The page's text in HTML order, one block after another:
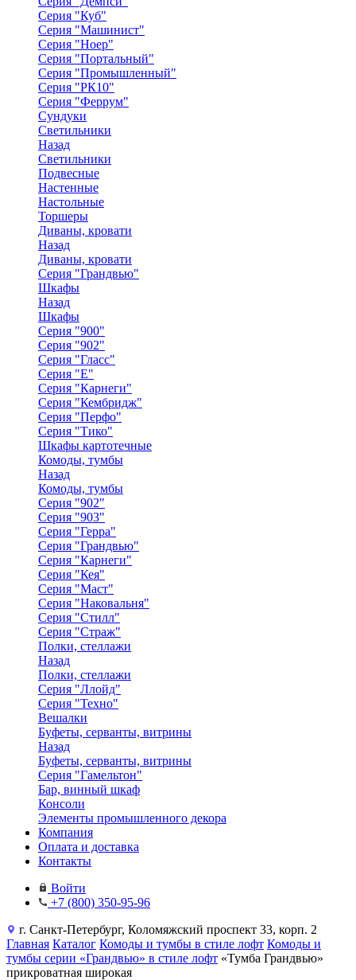
Серия "Куб"
Серия "Машинист"
Серия "Ноер"
Серия "Портальный"
Серия "Промышленный"
Серия "РК10"
Серия "Феррум"
Сундуки
Светильники
Назад
Светильники
Подвесные
Настенные
Настольные
Торшеры
Диваны, кровати
Назад
Диваны, кровати
Серия "Грандвью"
Шкафы
Назад
Шкафы
Серия "900"
Серия "902"
Серия "Гласс"
Серия "Е"
Серия "Карнеги"
Серия "Кембридж"
Серия "Перфо"
Серия "Тико"
Шкафы картотечные
Комоды, тумбы
Назад
Комоды, тумбы
Серия "902"
Серия "903"
Серия "Герра"
Серия "Грандвью"
Серия "Карнеги"
Серия "Кея"
Серия "Маст"
Серия "Наковальня"
Серия "Стилл"
Серия "Страж"
Полки, стеллажи
Назад
Полки, стеллажи
Серия "Ллойд"
Серия "Техно"
Вешалки
Буфеты, серванты, витрины
Назад
Буфеты, серванты, витрины
Серия "Гамельтон"
Бар, винный шкаф
Консоли
Элементы промышленного декора
Компания
Оплата и доставка
Контакты
Войти
+7 (800) 350-95-96
г. Санкт-Петербург, Коломяжский проспект 33, корп. 2
Главная Каталог Комоды и тумбы в стиле лофт Комоды и
тумбы серии «Грандвью» в стиле лофт «Тумба Грандвью»
прикроватная широкая